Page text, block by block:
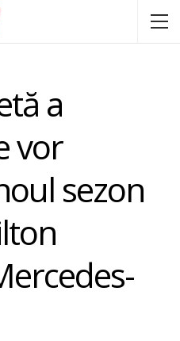
a
vor
sezon